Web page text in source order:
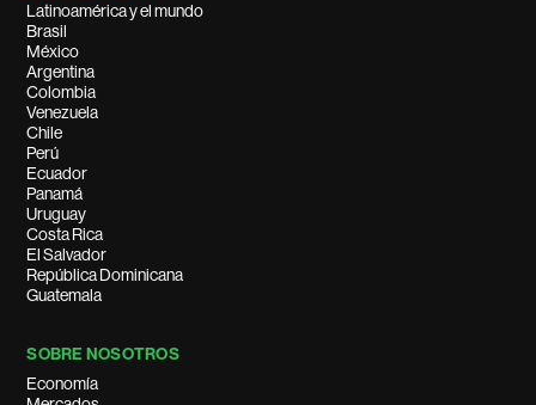
Latinoamérica y el mundo
Brasil
México
Argentina
Colombia
Venezuela
Chile
Perú
Ecuador
Panamá
Uruguay
Costa Rica
El Salvador
República Dominicana
Guatemala
SOBRE NOSOTROS
Economía